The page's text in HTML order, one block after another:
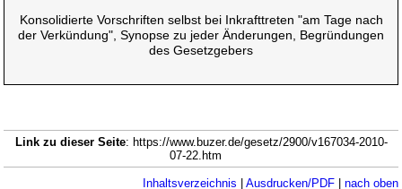
Konsolidierte Vorschriften selbst bei Inkrafttreten "am Tage nach
der Verkündung", Synopse zu jeder Änderungen, Begründungen
des Gesetzgebers
Link zu dieser Seite: https://www.buzer.de/gesetz/2900/v167034-2010-
07-22.htm
Inhaltsverzeichnis Ausdrucken/PDF| nach oben